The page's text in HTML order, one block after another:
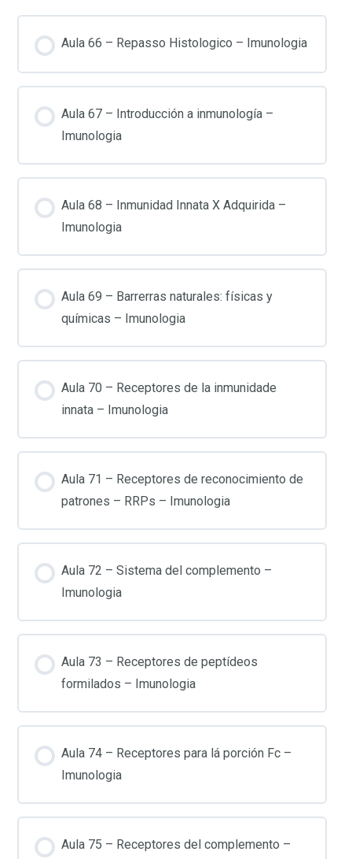
Aula 66 – Repasso Histologico – Imunologia
Aula 67 – Introducción a inmunología –
Imunologia
Aula 68 – Inmunidad Innata X Adquirida –
Imunologia
Aula 69 – Barrerras naturales: físicas y
químicas – Imunologia
Aula 70 – Receptores de la inmunidade
innata – Imunologia
Aula 71 – Receptores de reconocimiento de
patrones – RRPs – Imunologia
Aula 72 – Sistema del complemento –
Imunologia
Aula 73 – Receptores de peptídeos
formilados – Imunologia
Aula 74 – Receptores para lá porción Fc –
Imunologia
Aula 75 – Receptores del complemento –